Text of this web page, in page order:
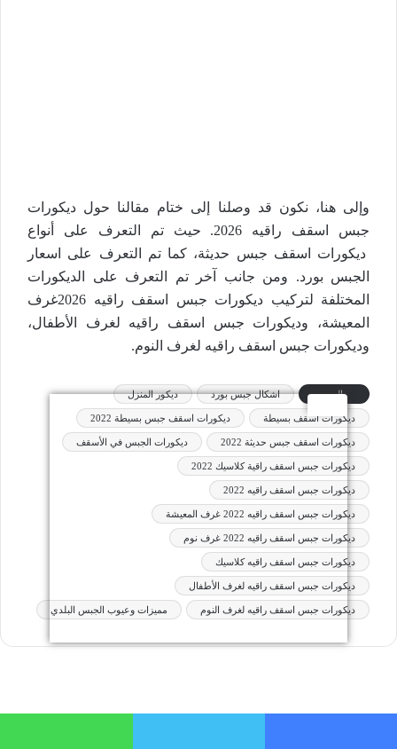
وإلى هنا، نكون قد وصلنا إلى ختام مقالنا حول ديكورات
جبس اسقف راقيه 2026. حيث تم التعرف على أنواع
ديكورات اسقف جبس حديثة، كما تم التعرف على اسعار
الجبس بورد. ومن جانب آخر تم التعرف على الديكورات
المختلفة لتركيب ديكورات جبس اسقف راقيه 2026غرف
المعيشة، وديكورات جبس اسقف راقيه لغرف الأطفال،
وديكورات جبس اسقف راقيه لغرف النوم.
الوسوم اشكال جبس بورد ديكور المنزل
ديكورات اسقف بسيطة ديكورات اسقف جبس بسيطة 2022
ديكورات اسقف جبس حديثة 2022 ديكورات الجبس في الأسقف
ديكورات جبس اسقف راقية كلاسيك 2022
ديكورات جبس اسقف راقيه 2022
ديكورات جبس اسقف راقيه 2022 غرف المعيشة
ديكورات جبس اسقف راقيه 2022 غرف نوم
ديكورات جبس اسقف راقيه كلاسيك
ديكورات جبس اسقف راقيه لغرف الأطفال
ديكورات جبس اسقف راقيه لغرف النوم مميزات وعيوب الجبس البلدي